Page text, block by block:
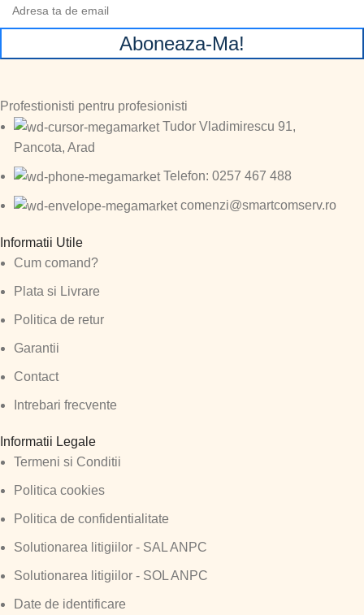
Aboneaza-Ma!
Profestionisti pentru profesionisti
Tudor Vladimirescu 91,
Pancota, Arad
Telefon: 0257 467 488
comenzi@smartcomserv.ro
Informatii Utile
Cum comand?
Plata si Livrare
Politica de retur
Garantii
Contact
Intrebari frecvente
Informatii Legale
Termeni si Conditii
Politica cookies
Politica de confidentialitate
Solutionarea litigiilor - SAL ANPC
Solutionarea litigiilor - SOL ANPC
Date de identificare